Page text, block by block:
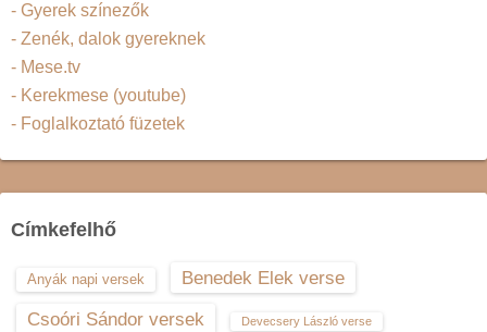
- Gyerek színezők
- Zenék, dalok gyereknek
- Mese.tv
- Kerekmese (youtube)
- Foglalkoztató füzetek
Címkefelhő
Anyák napi versek
Benedek Elek verse
Csoóri Sándor versek
Devecsery László verse